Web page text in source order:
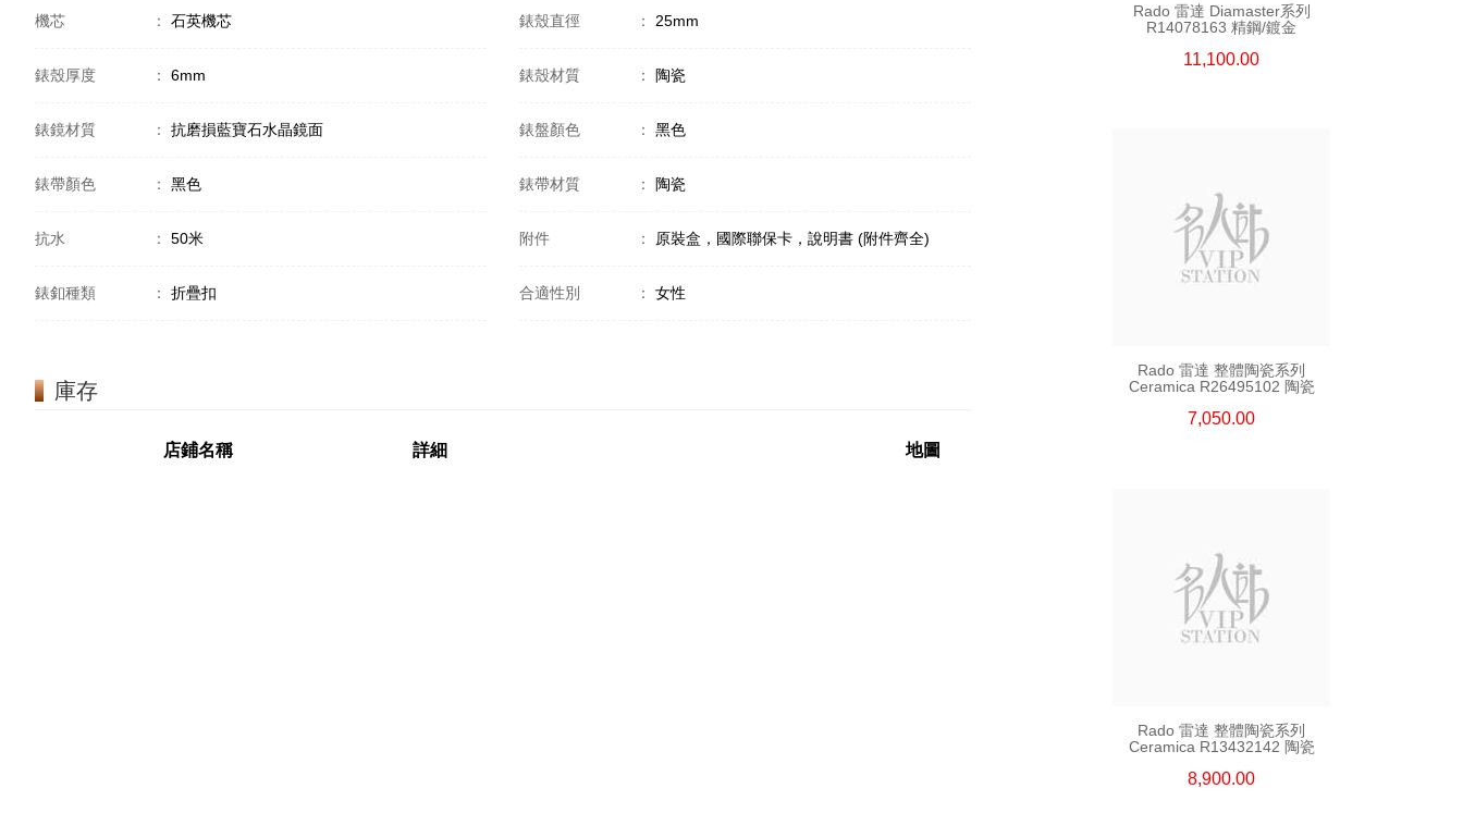
機芯 ： 石英機芯 錶殼直徑 ： 25mm
錶殼厚度 ： 6mm 錶殼材質 ： 陶瓷
錶鏡材質 ： 抗磨損藍寶石水晶鏡面 錶盤顏色 ： 黑色
錶帶顏色 ： 黑色 錶帶材質 ： 陶瓷
抗水 ： 50米 附件 ： 原裝盒，國際聯保卡，說明書 (附件齊全)
錶釦種類 ： 折疊扣 合適性別 ： 女性
庫存
店鋪名稱 詳細 地圖
Rado 雷達 Diamaster系列
R14078163 精鋼/鍍金
11,100.00
Rado 雷達 整體陶瓷系列
Ceramica R26495102 陶瓷
7,050.00
Rado 雷達 整體陶瓷系列
Ceramica R13432142 陶瓷
8,900.00